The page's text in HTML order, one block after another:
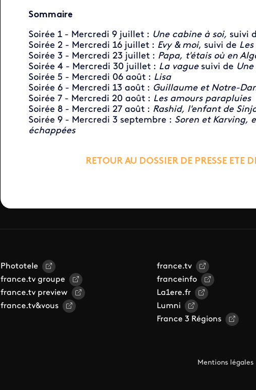
Sommaire
Soirée 1 - Mercredi 9 juillet : Une cabine à soi, suivi
Soirée 2 - Mercredi 16 juillet : Evy & moi, suivi de
Soirée 3 - Mercredi 23 juillet : Papa, t'étais où en
Soirée 4 - Mercredi 30 juillet : La vague suivi de
Soirée 5 - Mercredi 06 août : Lisa
Soirée 6 - Mercredi 13 août : Guillaume et Notre-
Soirée 7 - Mercredi 20 août : Les amours parapluies
Soirée 8 - Mercredi 27 août : Rashid, l'enfant de
Soirée 9 - Mercredi 3 septembre : Soren et Karving,
échappées
RETOUR AU DOSSIER DE PRESSE ETE
Phototele
france.tv groupe
france.tv preview
france.tv&vous
france.tv
franceinfo
La1ere.fr
Lumni
France 3 Régions
Mentions légales